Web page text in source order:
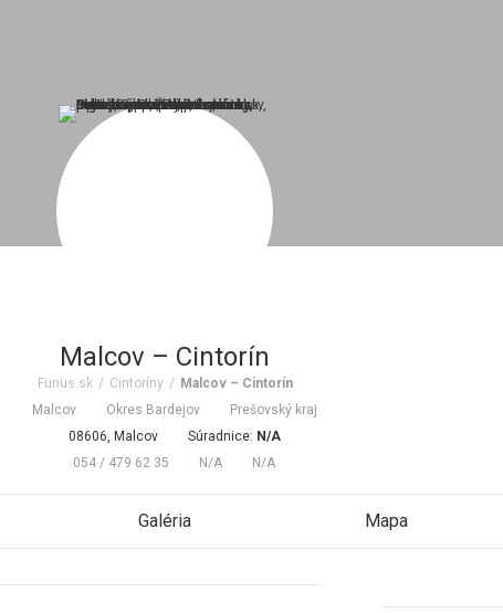
Malcov – Cintorín
Funus.sk / Cintoríny / Malcov – Cintorín
Malcov
Okres Bardejov
Prešovský kraj
08606, Malcov
Súradnice: N/A
054 / 479 62 35
N/A N/A
Galéria Mapa